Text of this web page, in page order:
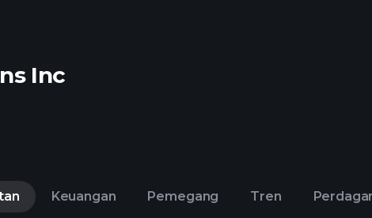
Inc
Keuangan Pemegang Tren